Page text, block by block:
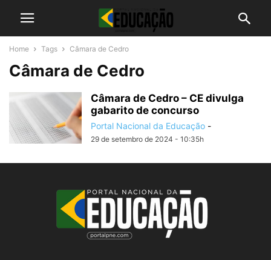
Home Tags Câmara de Cedro
Câmara de Cedro
Câmara de Cedro – CE divulga
gabarito de concurso
Portal Nacional da Educação -
29 de setembro de 2024 - 10:35h